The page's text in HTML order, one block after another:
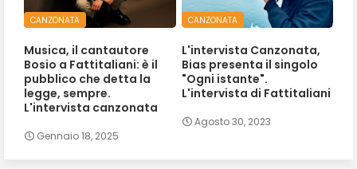
CANZONATA
Musica, il cantautore
Bosio a Fattitaliani: è il
pubblico che detta la
legge, sempre.
L'intervista canzonata
Gennaio 18, 2025
CANZONATA
L'intervista Canzonata,
Bias presenta il singolo
"Ogni istante".
L'intervista di Fattitaliani
Agosto 30, 2023